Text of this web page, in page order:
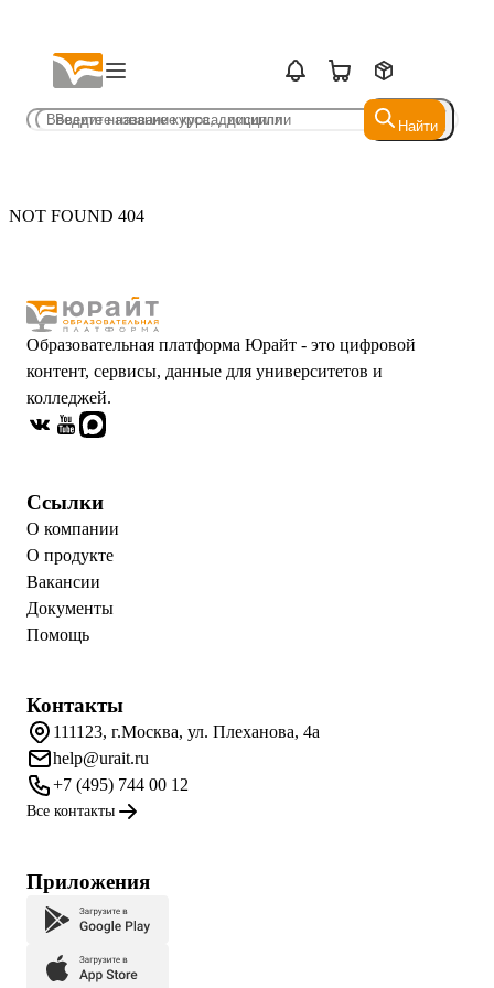
Найти
Найти
NOT FOUND 404
Образовательная платформа Юрайт - это цифровой
контент, сервисы, данные для университетов и
колледжей.
Ссылки
О компании
О продукте
Вакансии
Документы
Помощь
Контакты
111123, г.Москва, ул. Плеханова, 4а
help@urait.ru
+7 (495) 744 00 12
Все контакты
Приложения